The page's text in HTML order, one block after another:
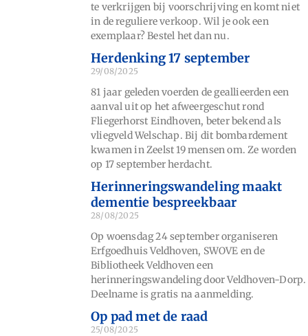
te verkrijgen bij voorschrijving en komt niet
in de reguliere verkoop. Wil je ook een
exemplaar? Bestel het dan nu.
Herdenking 17 september
29/08/2025
81 jaar geleden voerden de geallieerden een
aanval uit op het afweergeschut rond
Fliegerhorst Eindhoven, beter bekend als
vliegveld Welschap. Bij dit bombardement
kwamen in Zeelst 19 mensen om. Ze worden
op 17 september herdacht.
Herinneringswandeling maakt
dementie bespreekbaar
28/08/2025
Op woensdag 24 september organiseren
Erfgoedhuis Veldhoven, SWOVE en de
Bibliotheek Veldhoven een
herinneringswandeling door Veldhoven-Dorp.
Deelname is gratis na aanmelding.
Op pad met de raad
25/08/2025